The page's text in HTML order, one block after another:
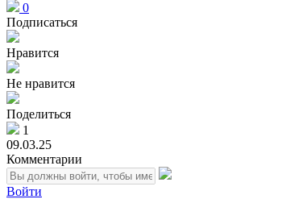
0
Подписаться
Нравится
Не нравится
Поделиться
1
09.03.25
Комментарии
Войти